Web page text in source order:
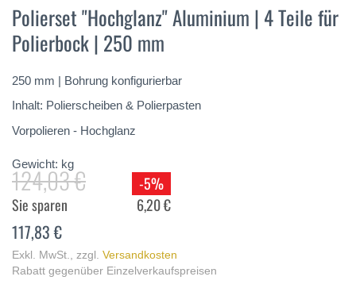
der
Bildergalerie
springen
Polierset "Hochglanz" Aluminium | 4 Teile für
Polierbock | 250 mm
250 mm | Bohrung konfigurierbar
Inhalt: Polierscheiben & Polierpasten
Vorpolieren - Hochglanz
Gewicht: kg
124,03 €
-5%
Sie sparen
6,20 €
117,83 €
Exkl. MwSt. zzgl. Versandkosten
Rabatt gegenüber Einzelverkaufspreisen